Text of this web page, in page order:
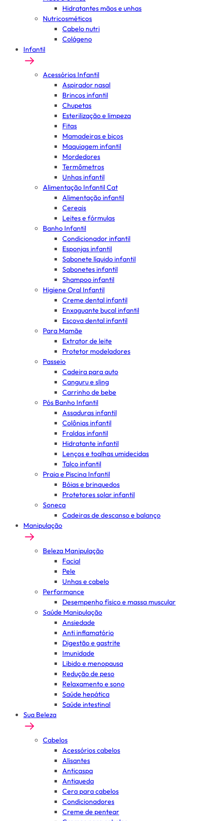
Hidratantes mãos e unhas
Nutricosméticos
Cabelo nutri
Colágeno
Infantil
Acessórios Infantil
Aspirador nasal
Brincos infantil
Chupetas
Esterilização e limpeza
Fitas
Mamadeiras e bicos
Maquiagem infantil
Mordedores
Termômetros
Unhas infantil
Alimentação Infantil Cat
Alimentação infantil
Cereais
Leites e fórmulas
Banho Infantil
Condicionador infantil
Esponjas infantil
Sabonete líquido infantil
Sabonetes infantil
Shampoo infantil
Higiene Oral Infantil
Creme dental infantil
Enxaguante bucal infantil
Escova dental infantil
Para Mamãe
Extrator de leite
Protetor modeladores
Passeio
Cadeira para auto
Canguru e sling
Carrinho de bebe
Pós Banho Infantil
Assaduras infantil
Colônias infantil
Fraldas infantil
Hidratante infantil
Lenços e toalhas umidecidas
Talco infantil
Praia e Piscina Infantil
Bóias e brinquedos
Protetores solar infantil
Soneca
Cadeiras de descanso e balanço
Manipulação
Beleza Manipulação
Facial
Pele
Unhas e cabelo
Performance
Desempenho físico e massa muscular
Saúde Manipulação
Ansiedade
Anti inflamatório
Digestão e gastrite
Imunidade
Libido e menopausa
Redução de peso
Relaxamento e sono
Saúde hepática
Saúde intestinal
Sua Beleza
Cabelos
Acessórios cabelos
Alisantes
Anticaspa
Antiqueda
Cera para cabelos
Condicionadores
Creme de pentear